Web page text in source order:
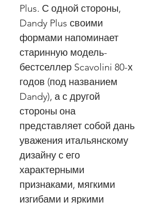
Plus. С одной стороны,
Dandy Plus своими
формами напоминает
старинную модель-
бестселлер Scavolini 80-х
годов (под названием
Dandy), а с другой
стороны она
представляет собой дань
уважения итальянскому
дизайну с его
характерными
признаками, мягкими
изгибами и яркими